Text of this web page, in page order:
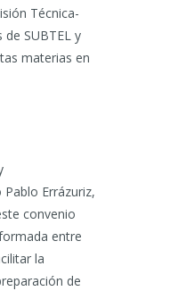
Técnica-
SUBTEL y
materias en
Errázuriz,
convenio
entre
la
de